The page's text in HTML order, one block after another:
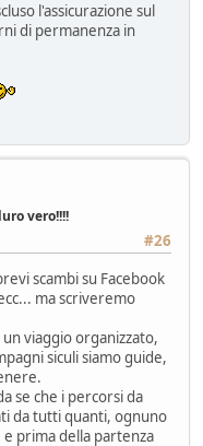
l'assicurazione sul
di permanenza in
vero!!!!
#26
scambi su Facebook
ma scriveremo
viaggio organizzato,
siculi siamo guide,
se che i percorsi da
da tutti quanti, ognuno
prima della partenza